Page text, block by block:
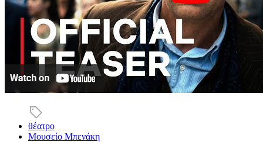
θέατρο
Μουσείο Μπενάκη